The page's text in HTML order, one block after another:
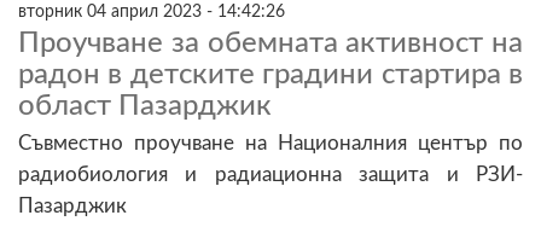
вторник 04 април 2023 - 14:42:26
Проучване за обемната активност на
радон в детските градини стартира в
област Пазарджик
Съвместно проучване на Националния център по
радиобиология и радиационна защита и РЗИ-
Пазарджик